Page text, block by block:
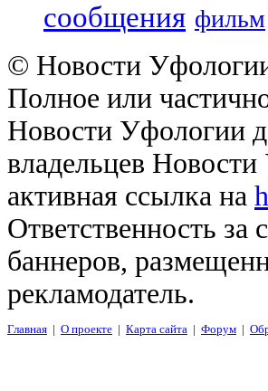
сообщения фильм
© Новости
Полное или
Новости Уфологии
владельцев
активная ссылка на
Ответственность
баннеров,
рекламодатель.
Главная | О проекте | Карта сайта | Форум |